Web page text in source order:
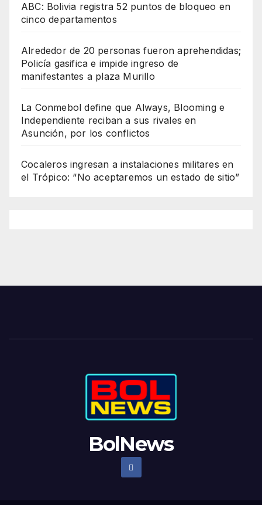
ABC: Bolivia registra 52 puntos de bloqueo en
cinco departamentos
Alrededor de 20 personas fueron aprehendidas;
Policía gasifica e impide ingreso de
manifestantes a plaza Murillo
La Conmebol define que Always, Blooming e
Independiente reciban a sus rivales en
Asunción, por los conflictos
Cocaleros ingresan a instalaciones militares en
el Trópico: “No aceptaremos un estado de sitio”
BolNews